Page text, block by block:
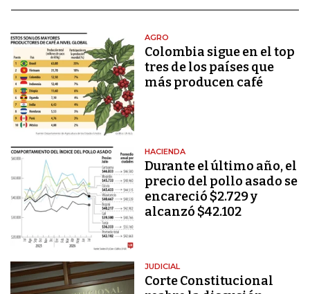
AGRO
Colombia sigue en el top
tres de los países que
más producen café
HACIENDA
Durante el último año, el
precio del pollo asado se
encareció $2.729 y
alcanzó $42.102
JUDICIAL
Corte Constitucional